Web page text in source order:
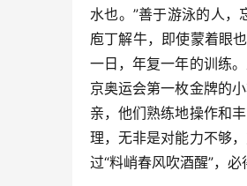
水也。”善于游泳的人
庖丁解牛，即使蒙着眼
一日，年复一年的训练
京奥运会第一枚金牌的
亲，他们熟练地操作和
理，无非是对能力不够
过“料峭春风吹酒醒”，必